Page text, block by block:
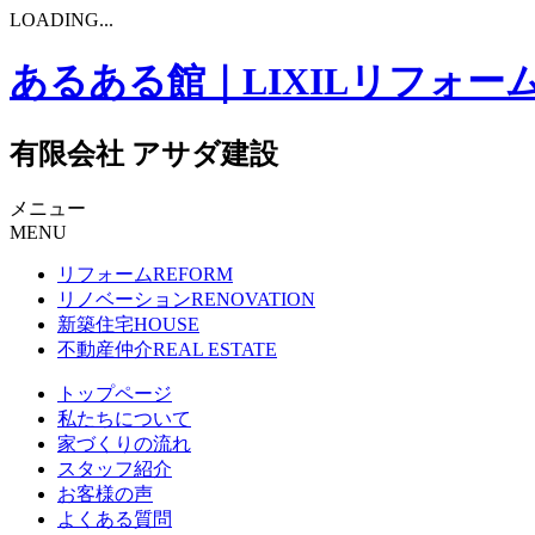
LOADING...
あるある館｜LIXILリフォー
有限会社 アサダ建設
メニュー
MENU
リフォームREFORM
リノベーションRENOVATION
新築住宅HOUSE
不動産仲介REAL ESTATE
トップページ
私たちについて
家づくりの流れ
スタッフ紹介
お客様の声
よくある質問